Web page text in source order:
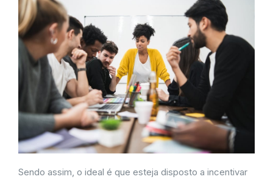
Sendo assim, o ideal é que esteja disposto a incentivar